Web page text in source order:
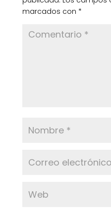
marcados con *